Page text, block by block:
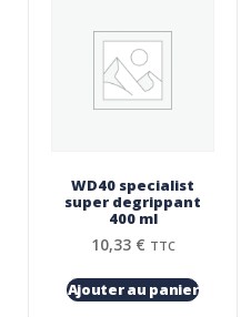
WD40 specialist
super degrippant
400 ml
10,33 € TTC
Ajouter au panier